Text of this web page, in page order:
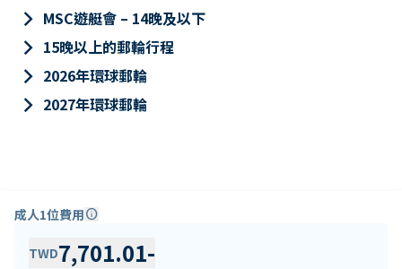
keyboard_arrow_right MSC遊艇會 – 14晚及以下
keyboard_arrow_right 15晚以上的郵輪行程
keyboard_arrow_right 2026年環球郵輪
keyboard_arrow_right 2027年環球郵輪
成人1位費用info
TWD7,701.01-